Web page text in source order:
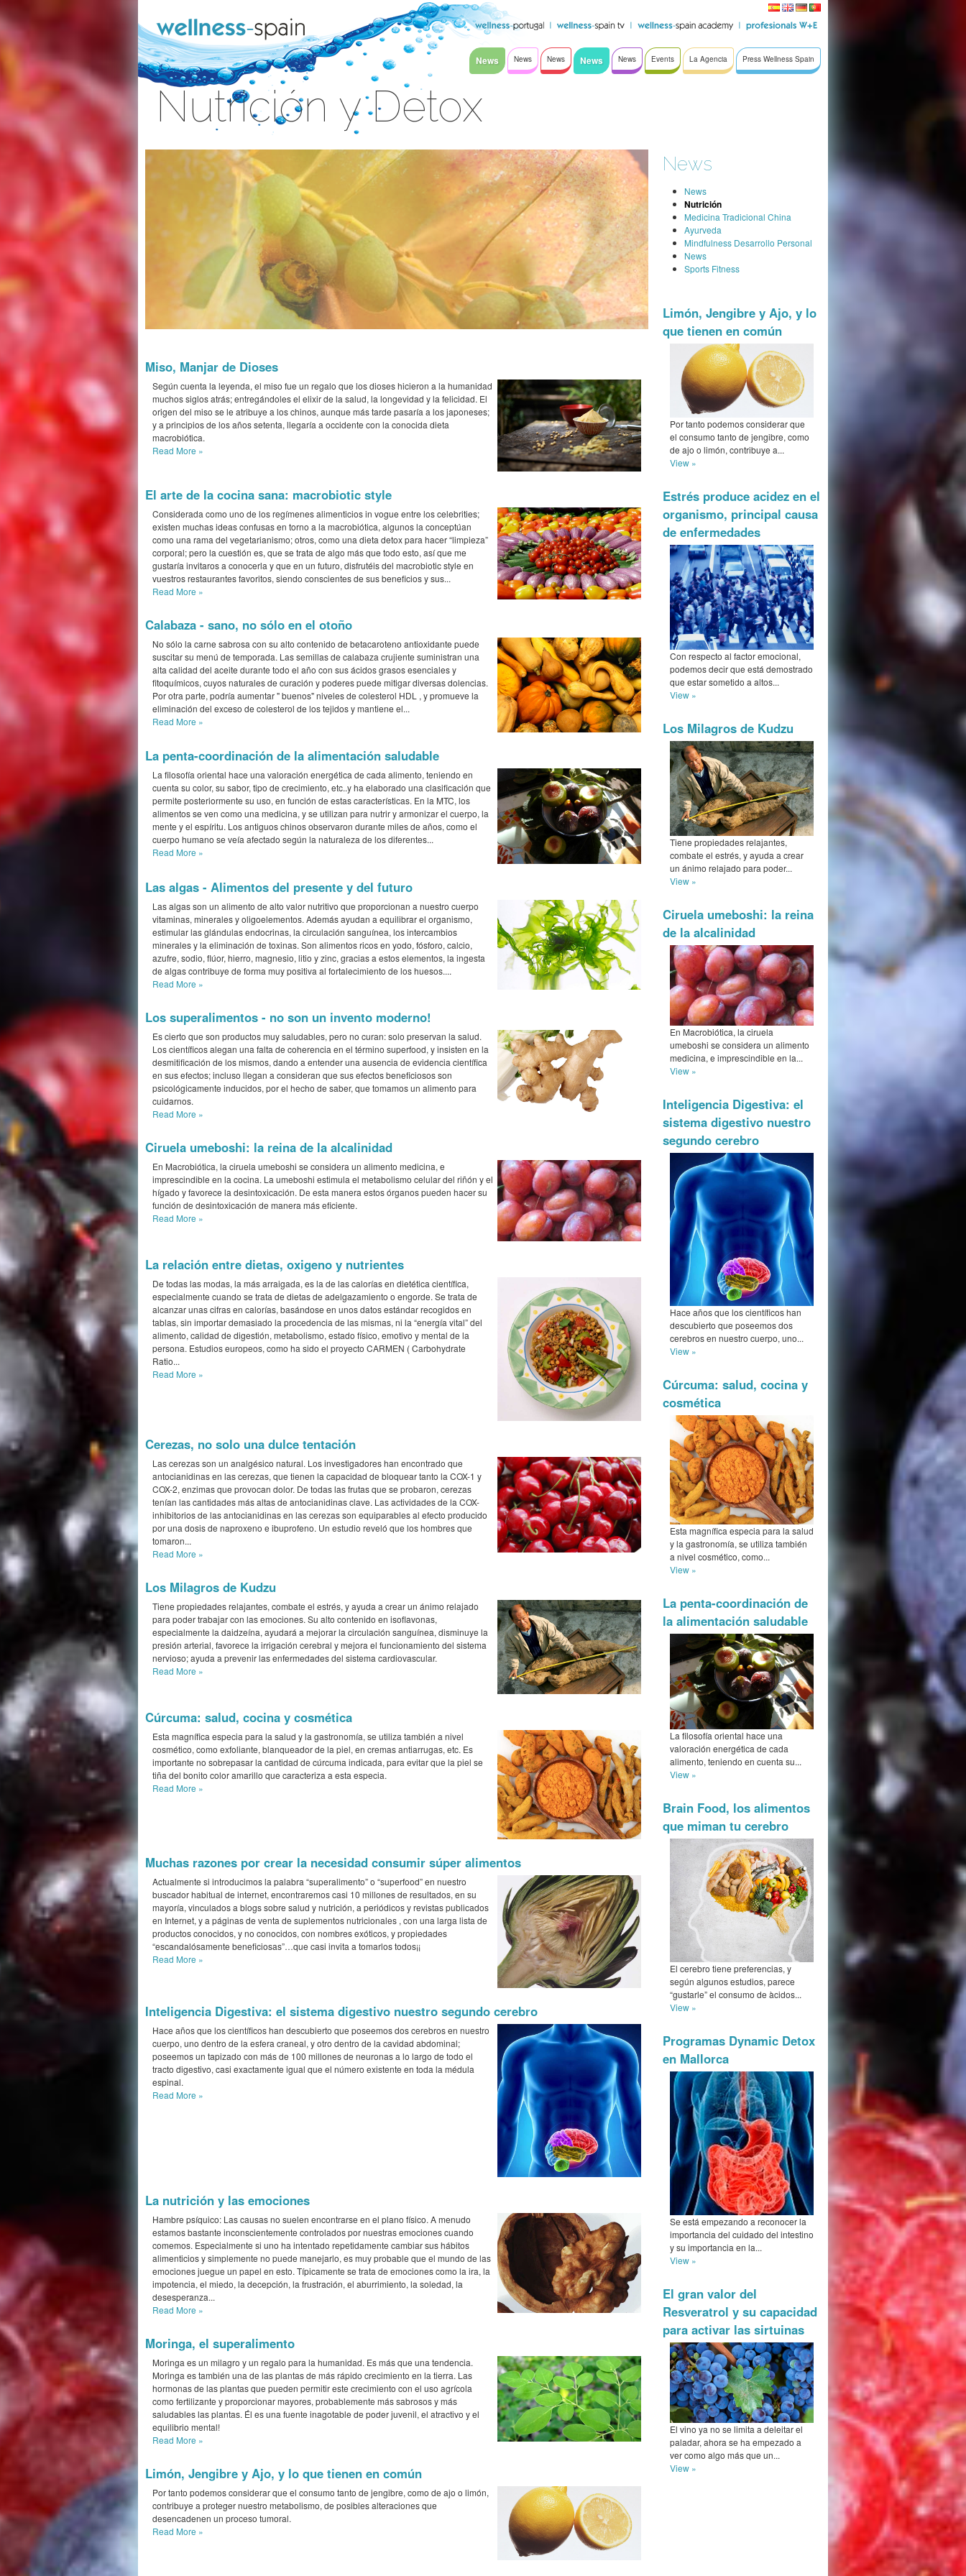
News News News News News Events La Agencia Press Wellness Spain
Nutrición y Detox
Miso, Manjar de Dioses
Según cuenta la leyenda, el miso fue un regalo que los dioses hicieron a la humanidad
muchos siglos atrás; entregándoles el elixir de la salud, la longevidad y la felicidad. El
origen del miso se le atribuye a los chinos, aunque más tarde pasaría a los japoneses;
y a principios de los años setenta, llegaría a occidente con la conocida dieta
macrobiótica.
Read More »
El arte de la cocina sana: macrobiotic style
Considerada como uno de los regímenes alimenticios in vogue entre los celebrities;
existen muchas ideas confusas en torno a la macrobiótica, algunos la conceptúan
como una rama del vegetarianismo; otros, como una dieta detox para hacer “limpieza”
corporal; pero la cuestión es, que se trata de algo más que todo esto, así que me
gustaría invitaros a conocerla y que en un futuro, disfrutéis del macrobiotic style en
vuestros restaurantes favoritos, siendo conscientes de sus beneficios y sus...
Read More »
Calabaza - sano, no sólo en el otoño
No sólo la carne sabrosa con su alto contenido de betacaroteno antioxidante puede
suscitar su menú de temporada. Las semillas de calabaza crujiente suministran una
alta calidad del aceite durante todo el año con sus ácidos grasos esenciales y
fitoquímicos, cuyos naturales de curación y poderes puede mitigar diversas dolencias.
Por otra parte, podría aumentar " buenos" niveles de colesterol HDL , y promueve la
eliminación del exceso de colesterol de los tejidos y mantiene el...
Read More »
La penta-coordinación de la alimentación saludable
La filosofía oriental hace una valoración energética de cada alimento, teniendo en
cuenta su color, su sabor, tipo de crecimiento, etc..y ha elaborado una clasificación que
permite posteriormente su uso, en función de estas características. En la MTC, los
alimentos se ven como una medicina, y se utilizan para nutrir y armonizar el cuerpo, la
mente y el espíritu. Los antiguos chinos observaron durante miles de años, como el
cuerpo humano se veía afectado según la naturaleza de los diferentes...
Read More »
Las algas - Alimentos del presente y del futuro
Las algas son un alimento de alto valor nutritivo que proporcionan a nuestro cuerpo
vitaminas, minerales y oligoelementos. Además ayudan a equilibrar el organismo,
estimular las glándulas endocrinas, la circulación sanguínea, los intercambios
minerales y la eliminación de toxinas. Son alimentos ricos en yodo, fósforo, calcio,
azufre, sodio, flúor, hierro, magnesio, litio y zinc, gracias a estos elementos, la ingesta
de algas contribuye de forma muy positiva al fortalecimiento de los huesos....
Read More »
Los superalimentos - no son un invento moderno!
Es cierto que son productos muy saludables, pero no curan: solo preservan la salud.
Los científicos alegan una falta de coherencia en el término superfood, y insisten en la
desmitificación de los mismos, dando a entender una ausencia de evidencia científica
en sus efectos; incluso llegan a consideran que sus efectos beneficiosos son
psicológicamente inducidos, por el hecho de saber, que tomamos un alimento para
cuidarnos.
Read More »
Ciruela umeboshi: la reina de la alcalinidad
En Macrobiótica, la ciruela umeboshi se considera un alimento medicina, e
imprescindible en la cocina. La umeboshi estimula el metabolismo celular del riñón y el
hígado y favorece la desintoxicación. De esta manera estos órganos pueden hacer su
función de desintoxicación de manera más eficiente.
Read More »
La relación entre dietas, oxigeno y nutrientes
De todas las modas, la más arraigada, es la de las calorías en dietética científica,
especialmente cuando se trata de dietas de adelgazamiento o engorde. Se trata de
alcanzar unas cifras en calorías, basándose en unos datos estándar recogidos en
tablas, sin importar demasiado la procedencia de las mismas, ni la “energía vital” del
alimento, calidad de digestión, metabolismo, estado físico, emotivo y mental de la
persona. Estudios europeos, como ha sido el proyecto CARMEN ( Carbohydrate
Ratio...
Read More »
Cerezas, no solo una dulce tentación
Las cerezas son un analgésico natural. Los investigadores han encontrado que
antocianidinas en las cerezas, que tienen la capacidad de bloquear tanto la COX-1 y
COX-2, enzimas que provocan dolor. De todas las frutas que se probaron, cerezas
tenían las cantidades más altas de antocianidinas clave. Las actividades de la COX-
inhibitorios de las antocianidinas en las cerezas son equiparables al efecto producido
por una dosis de naproxeno e ibuprofeno. Un estudio reveló que los hombres que
tomaron...
Read More »
Los Milagros de Kudzu
Tiene propiedades relajantes, combate el estrés, y ayuda a crear un ánimo relajado
para poder trabajar con las emociones. Su alto contenido en isoflavonas,
especialmente la daidzeína, ayudará a mejorar la circulación sanguínea, disminuye la
presión arterial, favorece la irrigación cerebral y mejora el funcionamiento del sistema
nervioso; ayuda a prevenir las enfermedades del sistema cardiovascular.
Read More »
Cúrcuma: salud, cocina y cosmética
Esta magnífica especia para la salud y la gastronomía, se utiliza también a nivel
cosmético, como exfoliante, blanqueador de la piel, en cremas antiarrugas, etc. Es
importante no sobrepasar la cantidad de cúrcuma indicada, para evitar que la piel se
tiña del bonito color amarillo que caracteriza a esta especia.
Read More »
Muchas razones por crear la necesidad consumir súper alimentos
Actualmente si introducimos la palabra “superalimento” o “superfood” en nuestro
buscador habitual de internet, encontraremos casi 10 millones de resultados, en su
mayoría, vinculados a blogs sobre salud y nutrición, a periódicos y revistas publicados
en Internet, y a páginas de venta de suplementos nutricionales , con una larga lista de
productos conocidos, y no conocidos, con nombres exóticos, y propiedades
“escandalósamente beneficiosas”…que casi invita a tomarlos todos¡¡
Read More »
Inteligencia Digestiva: el sistema digestivo nuestro segundo cerebro
Hace años que los científicos han descubierto que poseemos dos cerebros en nuestro
cuerpo, uno dentro de la esfera craneal, y otro dentro de la cavidad abdominal;
poseemos un tapizado con más de 100 millones de neuronas a lo largo de todo el
tracto digestivo, casi exactamente igual que el número existente en toda la médula
espinal.
Read More »
La nutrición y las emociones
Hambre psíquico: Las causas no suelen encontrarse en el plano físico. A menudo
estamos bastante inconscientemente controlados por nuestras emociones cuando
comemos. Especialmente si uno ha intentado repetidamente cambiar sus hábitos
alimenticios y simplemente no puede manejarlo, es muy probable que el mundo de las
emociones juegue un papel en esto. Típicamente se trata de emociones como la ira, la
impotencia, el miedo, la decepción, la frustración, el aburrimiento, la soledad, la
desesperanza...
Read More »
Moringa, el superalimento
Moringa es un milagro y un regalo para la humanidad. Es más que una tendencia.
Moringa es también una de las plantas de más rápido crecimiento en la tierra. Las
hormonas de las plantas que pueden permitir este crecimiento con el uso agrícola
como fertilizante y proporcionar mayores, probablemente más sabrosos y más
saludables las plantas. Él es una fuente inagotable de poder juvenil, el atractivo y el
equilibrio mental!
Read More »
Limón, Jengibre y Ajo, y lo que tienen en común
Por tanto podemos considerar que el consumo tanto de jengibre, como de ajo o limón,
contribuye a proteger nuestro metabolismo, de posibles alteraciones que
desencadenen un proceso tumoral.
Read More »
News
News
Nutrición
Medicina Tradicional China
Ayurveda
Mindfulness Desarrollo Personal
News
Sports Fitness
Limón, Jengibre y Ajo, y lo
que tienen en común
Por tanto podemos considerar que
el consumo tanto de jengibre, como
de ajo o limón, contribuye a...
View »
Estrés produce acidez en el
organismo, principal causa
de enfermedades
Con respecto al factor emocional,
podemos decir que está demostrado
que estar sometido a altos...
View »
Los Milagros de Kudzu
Tiene propiedades relajantes,
combate el estrés, y ayuda a crear
un ánimo relajado para poder...
View »
Ciruela umeboshi: la reina
de la alcalinidad
En Macrobiótica, la ciruela
umeboshi se considera un alimento
medicina, e imprescindible en la...
View »
Inteligencia Digestiva: el
sistema digestivo nuestro
segundo cerebro
Hace años que los científicos han
descubierto que poseemos dos
cerebros en nuestro cuerpo, uno...
View »
Cúrcuma: salud, cocina y
cosmética
Esta magnífica especia para la salud
y la gastronomía, se utiliza también
a nivel cosmético, como...
View »
La penta-coordinación de
la alimentación saludable
La filosofía oriental hace una
valoración energética de cada
alimento, teniendo en cuenta su...
View »
Brain Food, los alimentos
que miman tu cerebro
El cerebro tiene preferencias, y
según algunos estudios, parece
“gustarle” el consumo de àcidos...
View »
Programas Dynamic Detox
en Mallorca
Se está empezando a reconocer la
importancia del cuidado del intestino
y su importancia en la...
View »
El gran valor del
Resveratrol y su capacidad
para activar las sirtuinas
El vino ya no se limita a deleitar el
paladar, ahora se ha empezado a
ver como algo más que un...
View »